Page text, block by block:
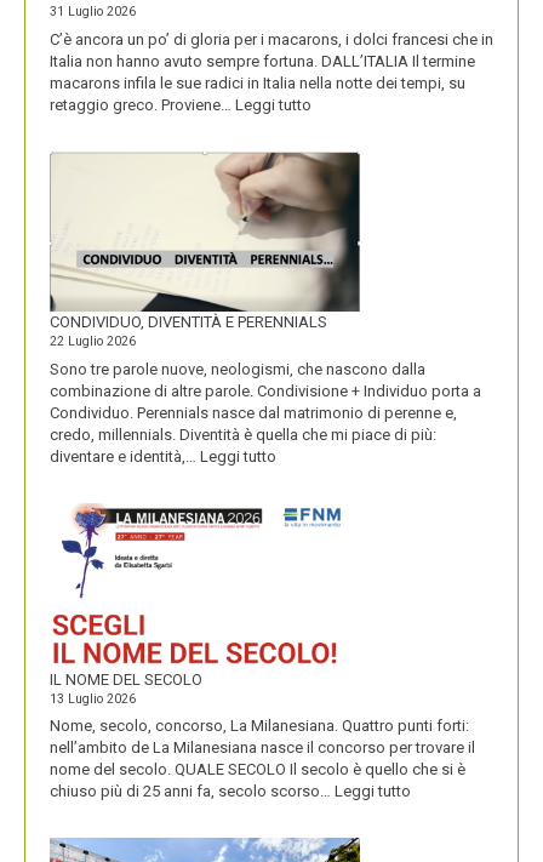
31 Luglio 2026
C’è ancora un po’ di gloria per i macarons, i dolci francesi che in
Italia non hanno avuto sempre fortuna. DALL’ITALIA Il termine
macarons infila le sue radici in Italia nella notte dei tempi, su
retaggio greco. Proviene… Leggi tutto
CONDIVIDUO, DIVENTITÀ E PERENNIALS
22 Luglio 2026
Sono tre parole nuove, neologismi, che nascono dalla
combinazione di altre parole. Condivisione + Individuo porta a
Condividuo. Perennials nasce dal matrimonio di perenne e,
credo, millennials. Diventità è quella che mi piace di più:
diventare e identità,… Leggi tutto
E
IL NOME DEL SECOLO
13 Luglio 2026
Nome, secolo, concorso, La Milanesiana. Quattro punti forti:
nell’ambito de La Milanesiana nasce il concorso per trovare il
nome del secolo. QUALE SECOLO Il secolo è quello che si è
chiuso più di 25 anni fa, secolo scorso… Leggi tutto